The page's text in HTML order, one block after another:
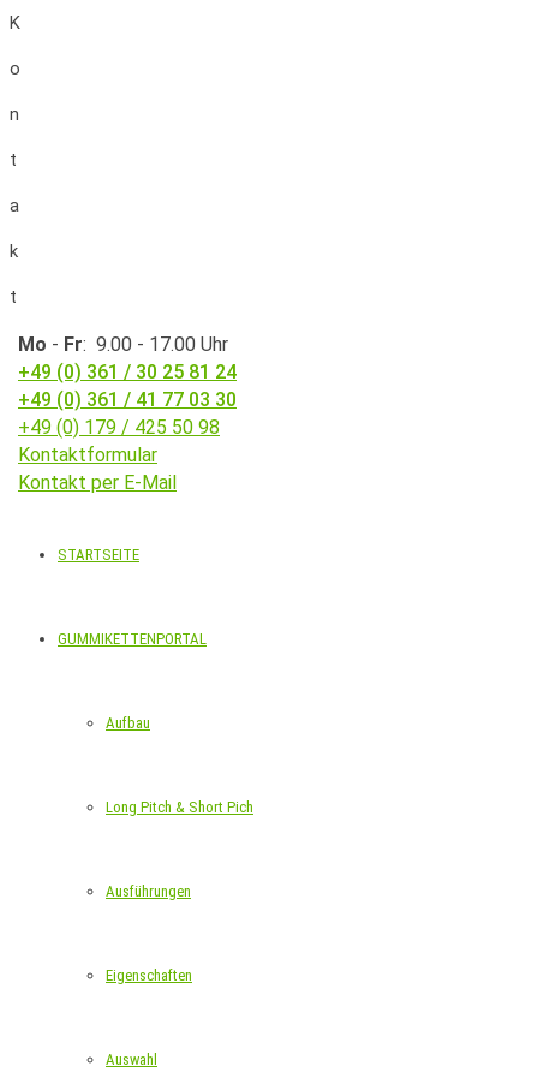
K
o
n
t
a
k
t
Mo - Fr: 9.00 - 17.00 Uhr
+49 (0) 361 / 30 25 81 24
+49 (0) 361 / 41 77 03 30
+49 (0) 179 / 425 50 98
Kontaktformular
Kontakt per E-Mail
STARTSEITE
GUMMIKETTENPORTAL
Aufbau
Long Pitch & Short Pich
Ausführungen
Eigenschaften
Auswahl